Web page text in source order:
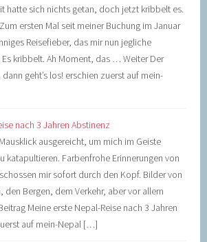
hatte sich nichts getan, doch jetzt kribbelt es.
ersten Mal seit meiner Buchung im Januar
Reisefieber, das mir nun jegliche
kribbelt. Ah Moment, das … Weiter Der
geht’s los! erschien zuerst auf mein-
nach 3 Jahren Abstinenz
ausgereicht, um mich im Geiste
katapultieren. Farbenfrohe Erinnerungen von
mir sofort durch den Kopf. Bilder von
den Bergen, dem Verkehr, aber vor allem
Meine erste Nepal-Reise nach 3 Jahren
auf mein-Nepal […]